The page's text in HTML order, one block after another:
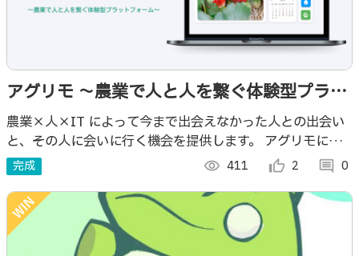
アグリモ 〜農業で人と人を繋ぐ体験型プラッ
トフォーム〜
農業×人×IT によって今まで出会えなかった人との出会い
と、その人に会いに行く機会を提供します。 アグリモによ
って農業を体験しながら新たな土地の特徴と人に出会いまし
ょう。
完成 visibility 411 thumb_up_alt 2 comment 0